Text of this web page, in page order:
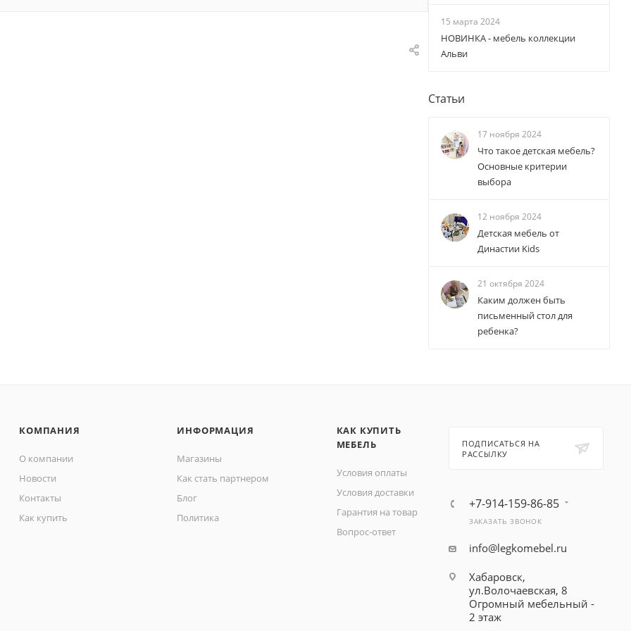
15 марта 2024
НОВИНКА - мебель коллекции
Альви
Статьи
17 ноября 2024
Что такое детская мебель?
Основные критерии
выбора
12 ноября 2024
Детская мебель от
Династии Kids
21 октября 2024
Каким должен быть
письменный стол для
ребенка?
КОМПАНИЯ
О компании
Новости
Контакты
Как купить
ИНФОРМАЦИЯ
Магазины
Как стать партнером
Блог
Политика
КАК КУПИТЬ
МЕБЕЛЬ
Условия оплаты
Условия доставки
Гарантия на товар
Вопрос-ответ
ПОДПИСАТЬСЯ НА
РАССЫЛКУ
+7-914-159-86-85
ЗАКАЗАТЬ ЗВОНОК
info@legkomebel.ru
Хабаровск,
ул.Волочаевская, 8
Огромный мебельный -
2 этаж